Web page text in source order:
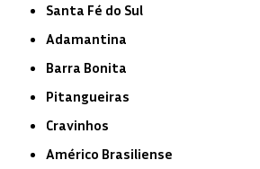
Santa Fé do Sul
Adamantina
Barra Bonita
Pitangueiras
Cravinhos
Américo Brasiliense